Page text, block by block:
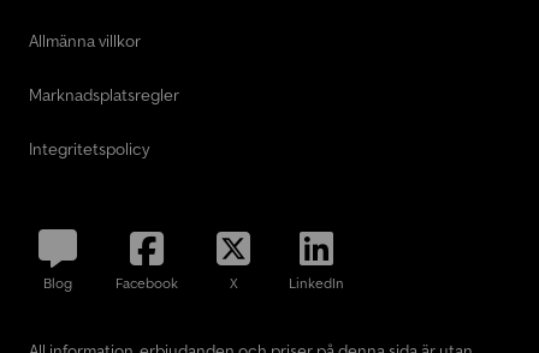
Allmänna villkor
Marknadsplatsregler
Integritetspolicy
Blog Facebook X LinkedIn